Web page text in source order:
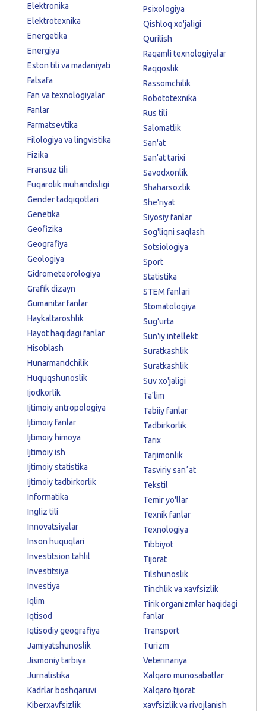
Elektronika
Elektrotexnika
Energetika
Energiya
Eston tili va madaniyati
Falsafa
Fan va texnologiyalar
Fanlar
Farmatsevtika
Filologiya va lingvistika
Fizika
Fransuz tili
Fuqarolik muhandisligi
Gender tadqiqotlari
Genetika
Geofizika
Geografiya
Geologiya
Gidrometeorologiya
Grafik dizayn
Gumanitar fanlar
Haykaltaroshlik
Hayot haqidagi fanlar
Hisoblash
Hunarmandchilik
Huquqshunoslik
Ijodkorlik
Ijtimoiy antropologiya
Ijtimoiy fanlar
Ijtimoiy himoya
Ijtimoiy ish
Ijtimoiy statistika
Ijtimoiy tadbirkorlik
Informatika
Ingliz tili
Innovatsiyalar
Inson huquqlari
Investitsion tahlil
Investitsiya
Investiya
Iqlim
Iqtisod
Iqtisodiy geografiya
Jamiyatshunoslik
Jismoniy tarbiya
Jurnalistika
Kadrlar boshqaruvi
Kiberxavfsizlik
Psixologiya
Qishloq xo'jaligi
Qurilish
Raqamli texnologiyalar
Raqqoslik
Rassomchilik
Robototexnika
Rus tili
Salomatlik
San'at
San'at tarixi
Savodxonlik
Shaharsozlik
She'riyat
Siyosiy fanlar
Sog'liqni saqlash
Sotsiologiya
Sport
Statistika
STEM fanlari
Stomatologiya
Sug'urta
Sun'iy intellekt
Suratkashlik
Suratkashlik
Suv xo'jaligi
Ta'lim
Tabiiy fanlar
Tadbirkorlik
Tarix
Tarjimonlik
Tasviriy sanʼat
Tekstil
Temir yo'llar
Texnik fanlar
Texnologiya
Tibbiyot
Tijorat
Tilshunoslik
Tinchlik va xavfsizlik
Tirik organizmlar haqidagi
fanlar
Transport
Turizm
Veterinariya
Xalqaro munosabatlar
Xalqaro tijorat
xavfsizlik va rivojlanish